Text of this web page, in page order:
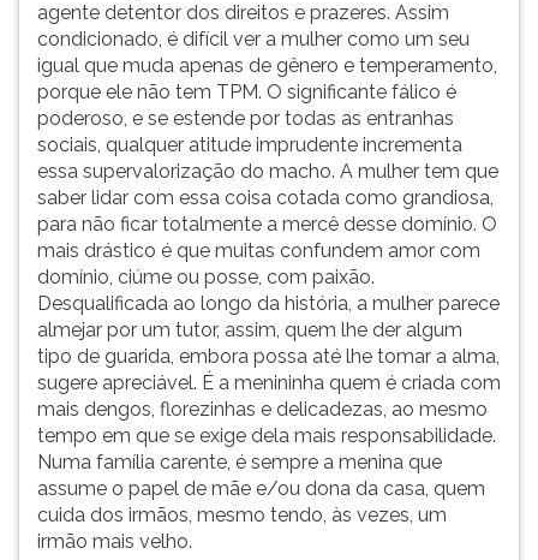
agente detentor dos direitos e prazeres. Assim
condicionado, é difícil ver a mulher como um seu
igual que muda apenas de gênero e temperamento,
porque ele não tem TPM. O significante fálico é
poderoso, e se estende por todas as entranhas
sociais, qualquer atitude imprudente incrementa
essa supervalorização do macho. A mulher tem que
saber lidar com essa coisa cotada como grandiosa,
para não ficar totalmente a mercê desse domínio. O
mais drástico é que muitas confundem amor com
domínio, ciúme ou posse, com paixão.
Desqualificada ao longo da história, a mulher parece
almejar por um tutor, assim, quem lhe der algum
tipo de guarida, embora possa até lhe tomar a alma,
sugere apreciável. É a menininha quem é criada com
mais dengos, florezinhas e delicadezas, ao mesmo
tempo em que se exige dela mais responsabilidade.
Numa família carente, é sempre a menina que
assume o papel de mãe e/ou dona da casa, quem
cuida dos irmãos, mesmo tendo, às vezes, um
irmão mais velho.